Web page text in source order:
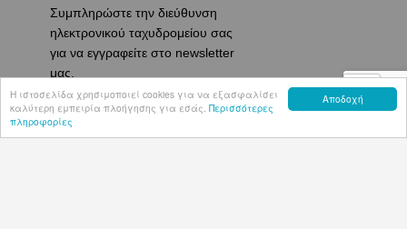
Αποδοχή
Η ιστοσελίδα χρησιμοποιεί cookies για να εξασφαλίσει
καλύτερη εμπειρία πλοήγησης για εσάς. Περισσότερες
πληροφορίες
Συμπληρώστε την διεύθυνση
ηλεκτρονικού ταχυδρομείου σας
για να εγγραφείτε στο newsletter
μας.